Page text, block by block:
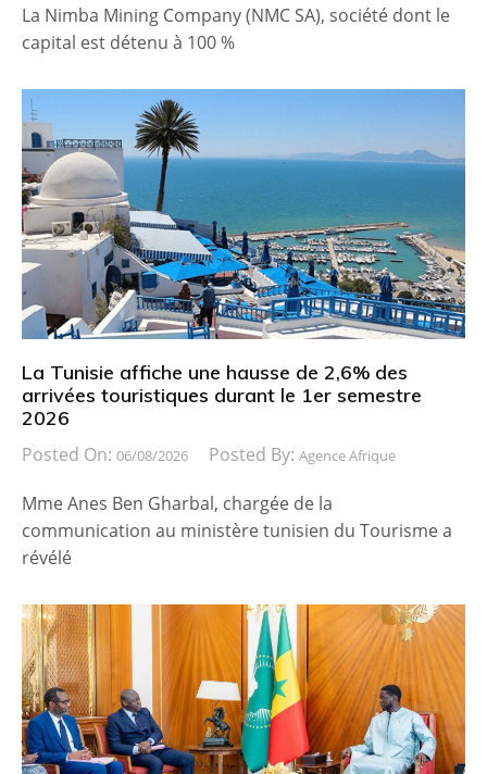
La Nimba Mining Company (NMC SA), société dont le
capital est détenu à 100 %
La Tunisie affiche une hausse de 2,6% des
arrivées touristiques durant le 1er semestre
2026
Posted On: 06/08/2026 Posted By: Agence Afrique
Mme Anes Ben Gharbal, chargée de la
communication au ministère tunisien du Tourisme a
révélé